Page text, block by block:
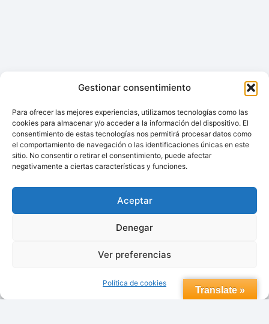
Gestionar consentimiento
Para ofrecer las mejores experiencias, utilizamos tecnologías como las
cookies para almacenar y/o acceder a la información del dispositivo. El
consentimiento de estas tecnologías nos permitirá procesar datos como
el comportamiento de navegación o las identificaciones únicas en este
sitio. No consentir o retirar el consentimiento, puede afectar
negativamente a ciertas características y funciones.
Aceptar
Denegar
Ver preferencias
Política de cookies
ESTACIÓN
ES
EL
GADGET
QUE
TE
© 2026 topdomoticafacil.com
Política de Privacidad.
Translate »